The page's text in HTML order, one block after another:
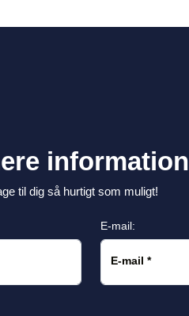
information
til dig så hurtigt som muligt!
E-mail:
E-mail *